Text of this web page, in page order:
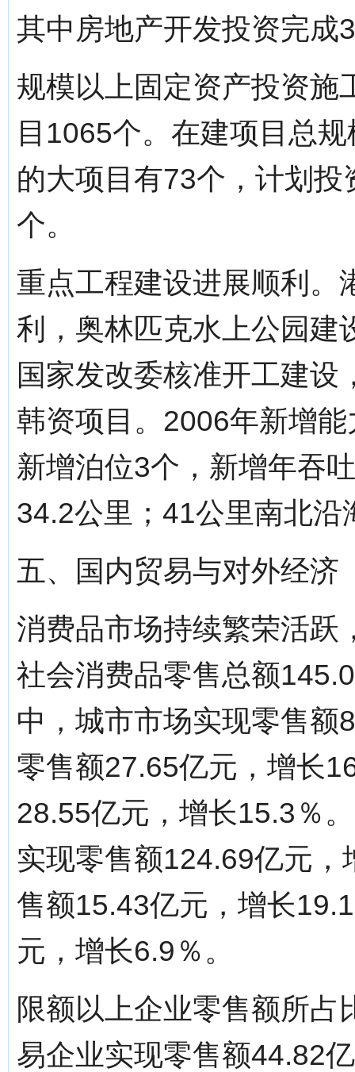
其中房地产开发投资完成
规模以上固定资产投资施
目1065个。在建项目总
的大项目有73个，计划
个。
重点工程建设进展顺利。
利，奥林匹克水上公园建
国家发改委核准开工建
韩资项目。2006年新增
新增泊位3个，新增年吞
34.2公里；41公里南北沿
五、国内贸易与对外经济
消费品市场持续繁荣活跃
社会消费品零售总额
中，城市市场实现零售额
零售额27.65亿元，增长
28.55亿元，增长15.3％
实现零售额124.69亿元
售额15.43亿元，增长
元，增长6.9％。
限额以上企业零售额所
易企业实现零售额44.82